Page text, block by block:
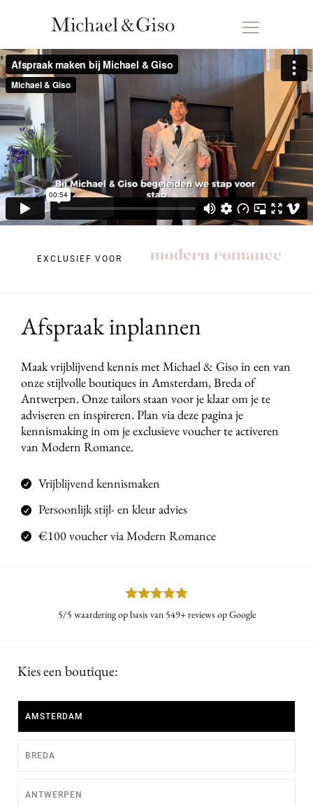
EXCLUSIEF VOOR
Afspraak inplannen
Maak vrijblijvend kennis met Michael & Giso in een van
onze stijlvolle boutiques in Amsterdam, Breda of
Antwerpen. Onze tailors staan voor je klaar om je te
adviseren en inspireren. Plan via deze pagina je
kennismaking in om je exclusieve voucher te activeren
van Modern Romance.
Vrijblijvend kennismaken
Persoonlijk stijl- en kleur advies
€100 voucher via Modern Romance
5/5 waardering op basis van 549+ reviews op Google
Kies een boutique:
AMSTERDAM
BREDA
ANTWERPEN